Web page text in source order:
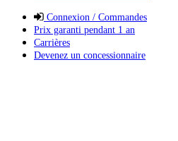
Connexion / Commandes
Prix garanti pendant 1 an
Carrières
Devenez un concessionnaire